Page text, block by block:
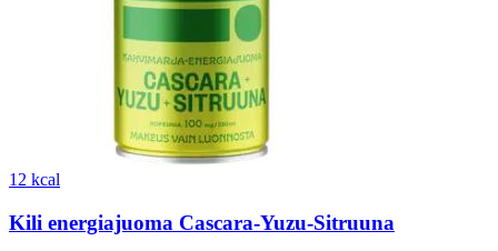
12 kcal
Kili energiajuoma Cascara-Yuzu-Sitruuna